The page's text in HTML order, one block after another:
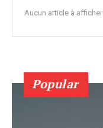
Aucun article à afficher
Popular